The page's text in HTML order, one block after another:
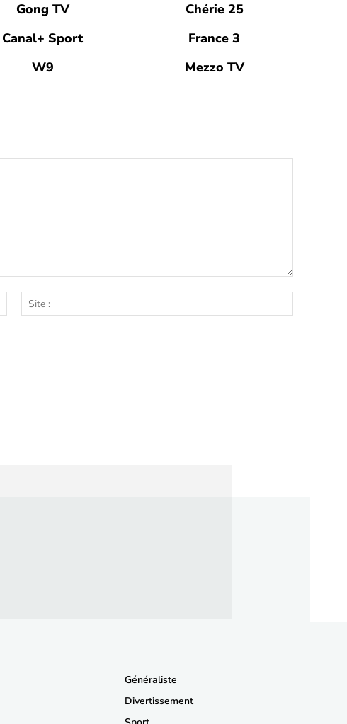
Gong TV
Chérie 25
Canal+ Sport
France 3
W9 Mezzo TV
Email
:*
:
Généraliste
Divertissement